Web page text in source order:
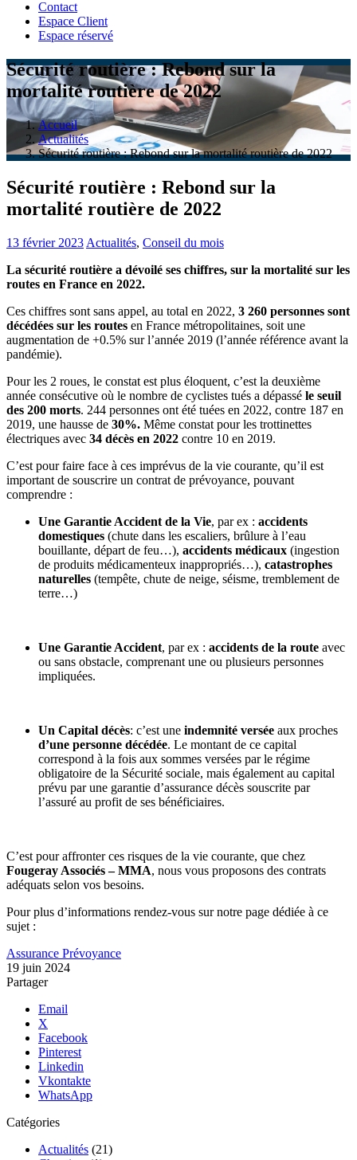
Contact
Espace Client
Espace réservé
Sécurité routière : Rebond sur la
mortalité routière de 2022
Accueil
Actualités
Sécurité routière : Rebond sur la mortalité routière de 2022
Sécurité routière : Rebond sur la
mortalité routière de 2022
13 février 2023 Actualités, Conseil du mois
La sécurité routière a dévoilé ses chiffres, sur la mortalité sur les
routes en France en 2022.
Ces chiffres sont sans appel, au total en 2022, 3 260 personnes sont
décédées sur les routes en France métropolitaines, soit une
augmentation de +0.5% sur l’année 2019 (l’année référence avant la
pandémie).
Pour les 2 roues, le constat est plus éloquent, c’est la deuxième
année consécutive où le nombre de cyclistes tués a dépassé le seuil
des 200 morts. 244 personnes ont été tuées en 2022, contre 187 en
2019, une hausse de 30%. Même constat pour les trottinettes
électriques avec 34 décès en 2022 contre 10 en 2019.
C’est pour faire face à ces imprévus de la vie courante, qu’il est
important de souscrire un contrat de prévoyance, pouvant
comprendre :
Une Garantie Accident de la Vie, par ex : accidents
domestiques (chute dans les escaliers, brûlure à l’eau
bouillante, départ de feu…), accidents médicaux (ingestion
de produits médicamenteux inappropriés…), catastrophes
naturelles (tempête, chute de neige, séisme, tremblement de
terre…)
Une Garantie Accident, par ex : accidents de la route avec
ou sans obstacle, comprenant une ou plusieurs personnes
impliquées.
Un Capital décès: c’est une indemnité versée aux proches
d’une personne décédée. Le montant de ce capital
correspond à la fois aux sommes versées par le régime
obligatoire de la Sécurité sociale, mais également au capital
prévu par une garantie d’assurance décès souscrite par
l’assuré au profit de ses bénéficiaires.
C’est pour affronter ces risques de la vie courante, que chez
Fougeray Associés – MMA, nous vous proposons des contrats
adéquats selon vos besoins.
Pour plus d’informations rendez-vous sur notre page dédiée à ce
sujet :
Assurance Prévoyance
19 juin 2024
Partager
Email
X
Facebook
Pinterest
Linkedin
Vkontakte
WhatsApp
Catégories
Actualités (21)